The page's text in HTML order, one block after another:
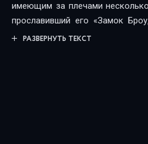
имеющим за плечами
прославивший его «Замок
трагические, забавные и
РАЗВЕРНУТЬ ТЕКСТ